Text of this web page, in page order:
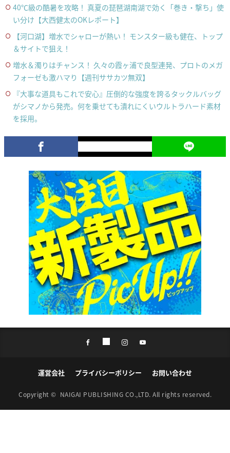
40℃級の酷暑を攻略！ 真夏の琵琶湖南湖で効く「巻き・撃ち」使
い分け【大西健太のOKレポート】
【河口湖】増水でシャローが熱い！ モンスター級も健在、トップ
＆サイトで狙え！
増水＆濁りはチャンス！ 久々の霞ヶ浦で良型連発、プロトのメガ
フォーゼも激ハマり【週刊ササカツ無双】
『大事な道具もこれで安心』圧倒的な強度を誇るタックルバッグ
がシマノから発売。何を乗せても潰れにくいウルトラハード素材
を採用。
運営会社 プライバシーポリシー お問い合わせ
Copyright © NAIGAI PUBLISHING CO.,LTD. All rights reserved.